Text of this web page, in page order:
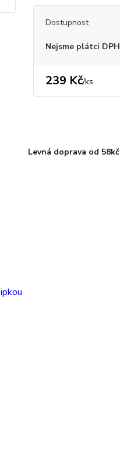
Dostupnost
Nejsme plátci DPH
239 Kč/ks
Levná doprava od 58kč